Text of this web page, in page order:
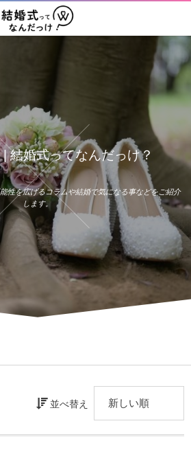
結婚式ってなんだっけ？
性を広げるコラムや結婚で気になる事などをご紹介
します。
並べ替え